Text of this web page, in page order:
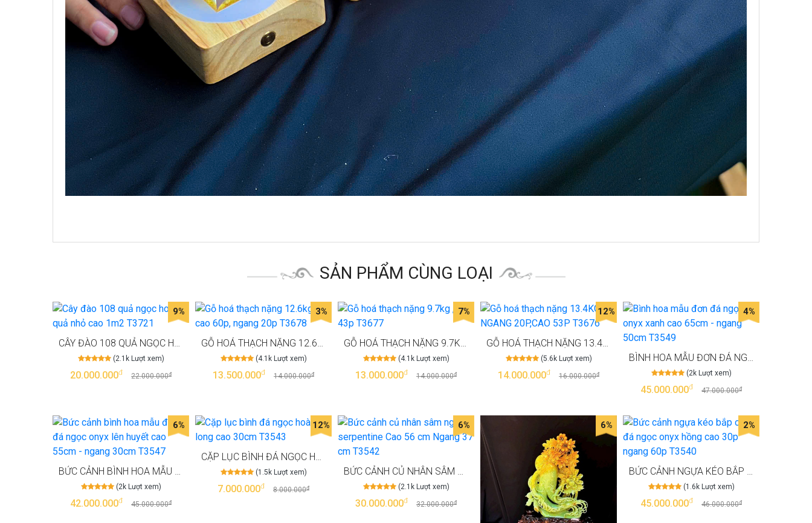
SẢN PHẨM CÙNG LOẠI
9%
CÂY ĐÀO 108 QUẢ NGỌC HOÀNG QUẢ NHỎ CAO 1M2 T3721
(2.1k Lượt xem)
20.000.000đ 22.000.000đ
3%
GỖ HOÁ THẠCH NẶNG 12.6KG, CAO 60P, NGANG 20P T3678
(4.1k Lượt xem)
13.500.000đ 14.000.000đ
7%
GỖ HOÁ THẠCH NẶNG 9.7KG , CAO 43P T3677
(4.1k Lượt xem)
13.000.000đ 14.000.000đ
12%
GỖ HOÁ THẠCH NẶNG 13.4KG NGANG 20P,CAO 53P T3676
(5.6k Lượt xem)
14.000.000đ 16.000.000đ
4%
BÌNH HOA MẪU ĐƠN ĐÁ NGỌC ONYX XANH CAO 65CM - NGANG 50CM T3549
(2k Lượt xem)
45.000.000đ 47.000.000đ
6%
BỨC CẢNH BÌNH HOA MẪU ĐƠN ĐÁ NGỌC ONYX LÊN HUYẾT CAO 55CM - NGANG 30CM T3547
(2k Lượt xem)
42.000.000đ 45.000.000đ
12%
CẶP LỤC BÌNH ĐÁ NGỌC HOÀNG LONG CAO 30CM T3543
(1.5k Lượt xem)
7.000.000đ 8.000.000đ
6%
BỨC CẢNH CỦ NHÂN SÂM NGỌC SERPENTINE CAO 56 CM NGANG 37 CM T3542
(2.1k Lượt xem)
30.000.000đ 32.000.000đ
6% 2%
BỨC CẢNH NGỰA KÉO BẮP CẢI ĐÁ NGỌC ONYX HỒNG CAO 30P NGANG 60P T3540
(1.6k Lượt xem)
45.000.000đ 46.000.000đ